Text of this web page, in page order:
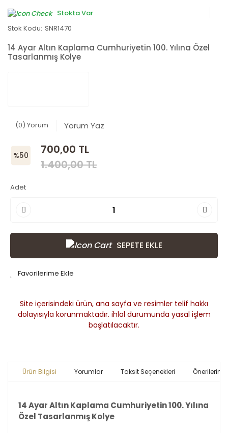
Stokta Var
Stok Kodu: SNR1470
14 Ayar Altın Kaplama Cumhuriyetin 100. Yılına Özel
Tasarlanmış Kolye
(0) Yorum Yorum Yaz
%50
700,00 TL
1.400,00 TL
Adet
SEPETE EKLE
Site içerisindeki ürün, ana sayfa ve resimler telif hakkı
dolayısıyla korunmaktadır. ihlal durumunda yasal işlem
başlatılacaktır.
Ürün Bilgisi Yorumlar Taksit Seçenekleri Önerileriniz
14 Ayar Altın Kaplama Cumhuriyetin 100. Yılına
Özel Tasarlanmış Kolye